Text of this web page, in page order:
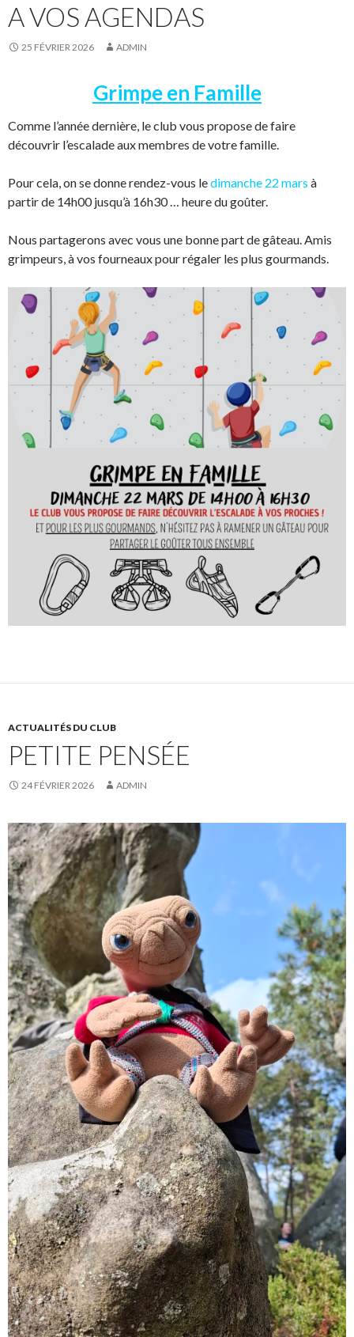
A VOS AGENDAS
25 FÉVRIER 2026 ADMIN
Grimpe en Famille
Comme l’année dernière, le club vous propose de faire
découvrir l’escalade aux membres de votre famille.
Pour cela, on se donne rendez-vous ledimanche 22 mars à
partir de 14h00 jusqu’à 16h30 … heure du goûter.
Nous partagerons avec vous une bonne part de gâteau. Amis
grimpeurs, à vos fourneaux pour régaler les plus gourmands.
ACTUALITÉS DU CLUB
PETITE PENSÉE
24 FÉVRIER 2026 ADMIN